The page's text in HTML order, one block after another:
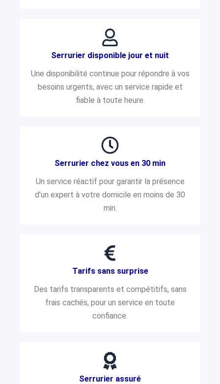
Serrurier disponible jour et nuit
Une disponibilité continue pour répondre à vos
besoins urgents, avec un service rapide et
fiable à toute heure.
Serrurier chez vous en 30 min
Un service réactif pour garantir la présence
d’un expert à votre domicile en moins de 30
min.
Tarifs sans surprise
Des tarifs transparents et compétitifs, sans
frais cachés, pour un service en toute
confiance.
Serrurier assuré